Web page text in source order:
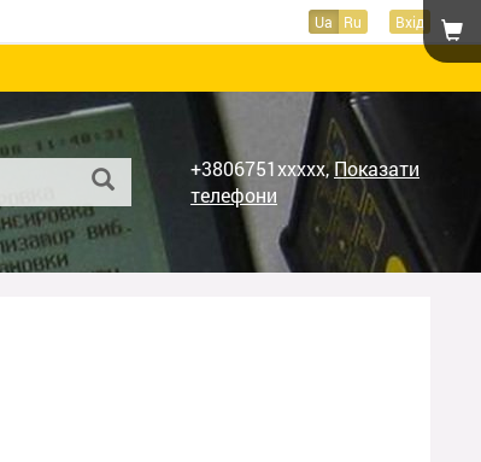
Ua Ru Вхід
+3806751xxxxx,Показати
телефони